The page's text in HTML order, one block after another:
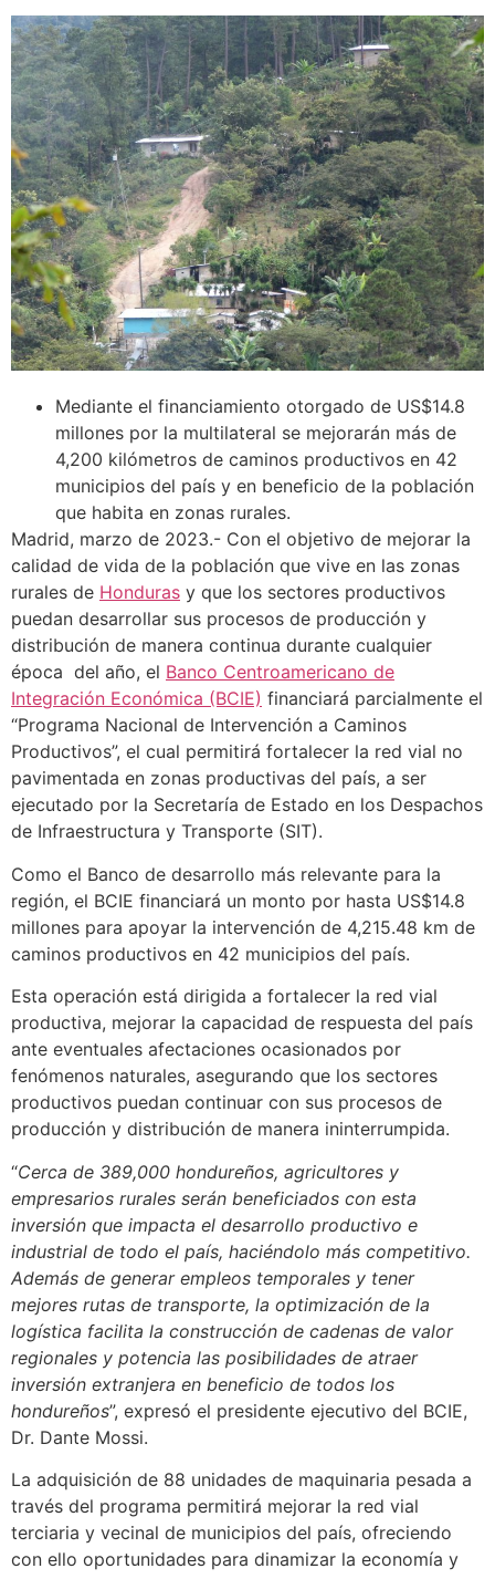
Mediante el financiamiento otorgado de US$14.8
millones por la multilateral se mejorarán más de
4,200 kilómetros de caminos productivos en 42
municipios del país y en beneficio de la población
que habita en zonas rurales.
Madrid, marzo de 2023.- Con el objetivo de mejorar la
calidad de vida de la población que vive en las zonas
rurales de Honduras y que los sectores productivos
puedan desarrollar sus procesos de producción y
distribución de manera continua durante cualquier
época del año, el Banco Centroamericano de
Integración Económica (BCIE) financiará parcialmente el
“Programa Nacional de Intervención a Caminos
Productivos”, el cual permitirá fortalecer la red vial no
pavimentada en zonas productivas del país, a ser
ejecutado por la Secretaría de Estado en los Despachos
de Infraestructura y Transporte (SIT).
Como el Banco de desarrollo más relevante para la
región, el BCIE financiará un monto por hasta US$14.8
millones para apoyar la intervención de 4,215.48 km de
caminos productivos en 42 municipios del país.
Esta operación está dirigida a fortalecer la red vial
productiva, mejorar la capacidad de respuesta del país
ante eventuales afectaciones ocasionados por
fenómenos naturales, asegurando que los sectores
productivos puedan continuar con sus procesos de
producción y distribución de manera ininterrumpida.
“Cerca de 389,000 hondureños, agricultores y
empresarios rurales serán beneficiados con esta
inversión que impacta el desarrollo productivo e
industrial de todo el país, haciéndolo más competitivo.
Además de generar empleos temporales y tener
mejores rutas de transporte, la optimización de la
logística facilita la construcción de cadenas de valor
regionales y potencia las posibilidades de atraer
inversión extranjera en beneficio de todos los
hondureños”, expresó el presidente ejecutivo del BCIE,
Dr. Dante Mossi.
La adquisición de 88 unidades de maquinaria pesada a
través del programa permitirá mejorar la red vial
terciaria y vecinal de municipios del país, ofreciendo
con ello oportunidades para dinamizar la economía y